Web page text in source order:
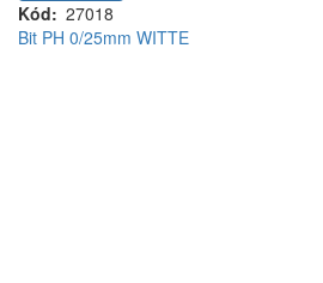
Kód
27018
Bit PH 0/25mm WITTE